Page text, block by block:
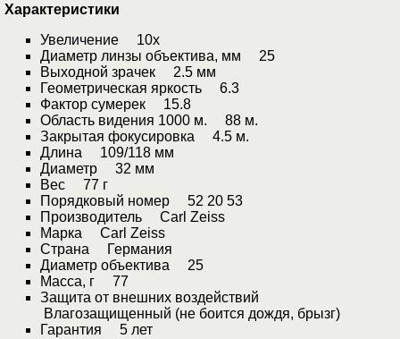
Характеристики
Увеличение 10x
Диаметр линзы объектива, мм 25
Выходной зрачек 2.5 мм
Геометрическая яркость 6.3
Фактор сумерек 15.8
Область видения 1000 м. 88 м.
Закрытая фокусировка 4.5 м.
Длина 109/118 мм
Диаметр 32 мм
Вес 77 г
Порядковый номер 52 20 53
Производитель Carl Zeiss
Марка Carl Zeiss
Страна Германия
Диаметр объектива 25
Масса, г 77
Защита от внешних воздействий
Влагозащищенный (не боится дождя, брызг)
Гарантия 5 лет